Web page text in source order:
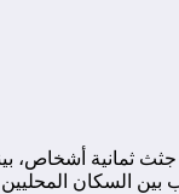
يضاف إلى سلسلة الانتهاكات المروعة التي
السكان